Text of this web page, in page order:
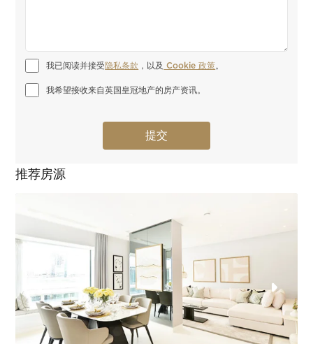
我已阅读并接受隐私条款 ，以及 Cookie 政策。
我希望接收来自英国皇冠地产的房产资讯。
推荐房源